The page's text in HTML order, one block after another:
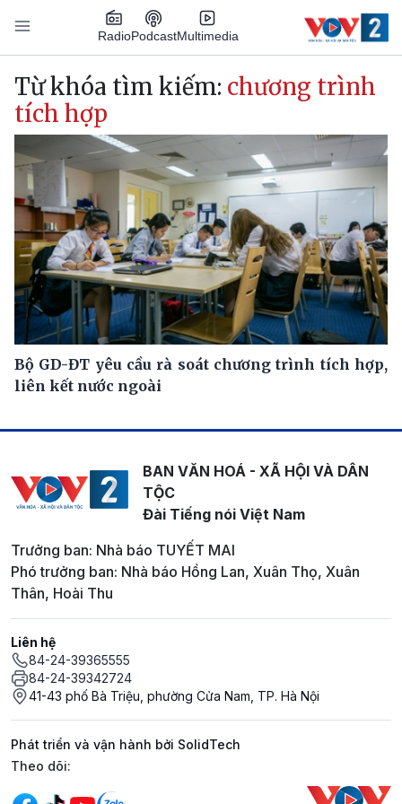
Nhảy đến nội dung
RadioPodcastMultimedia
Main navigation
Từ khóa tìm kiếm: chương trình
tích hợp
Bộ GD-ĐT yêu cầu rà soát chương trình tích hợp,
liên kết nước ngoài
BAN VĂN HOÁ - XÃ HỘI VÀ DÂN
TỘC
Đài Tiếng nói Việt Nam
Trưởng ban: Nhà báo TUYẾT MAI
Phó trưởng ban: Nhà báo Hồng Lan, Xuân Thọ, Xuân
Thân, Hoài Thu
Liên hệ
84-24-39365555
84-24-39342724
41-43 phố Bà Triệu, phường Cửa Nam, TP. Hà Nội
Phát triển và vận hành bởi SolidTech
Mạng xã hội
Theo dõi: